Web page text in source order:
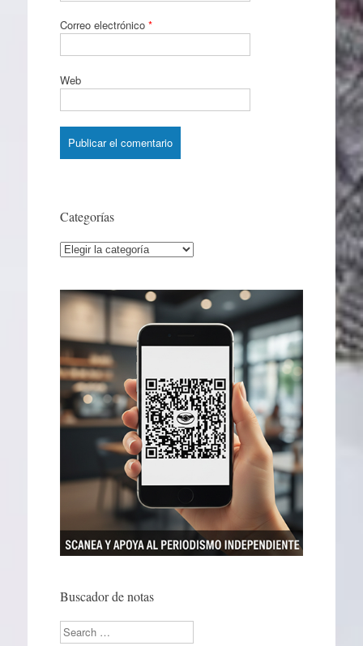
Correo electrónico *
Web
Categorías
Categorías
Buscador de notas
Search